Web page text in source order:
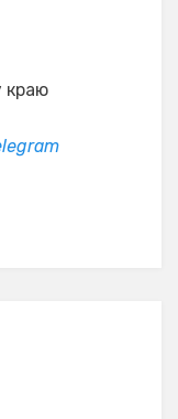
краю